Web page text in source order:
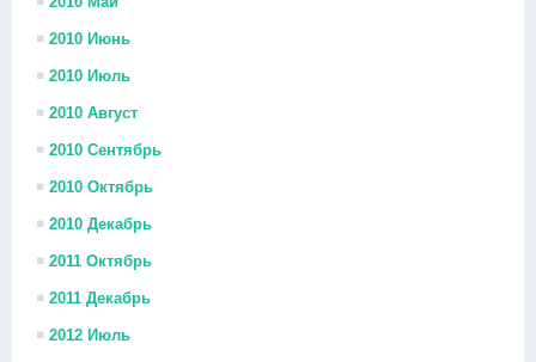
2010 Июнь
2010 Июль
2010 Август
2010 Сентябрь
2010 Октябрь
2010 Декабрь
2011 Октябрь
2011 Декабрь
2012 Июль